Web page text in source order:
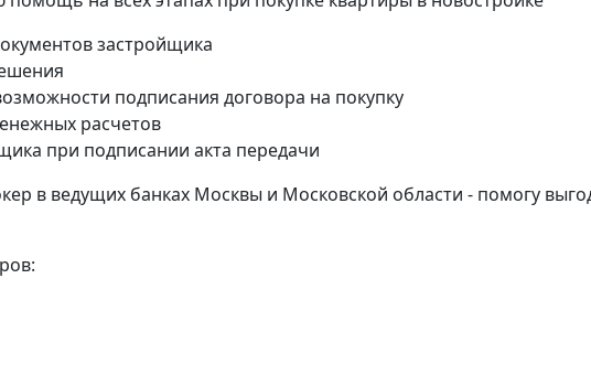
застройщика
подписания договора на покупку
расчетов
при подписании акта передачи
в ведущих банках Москвы и Московской области - помогу